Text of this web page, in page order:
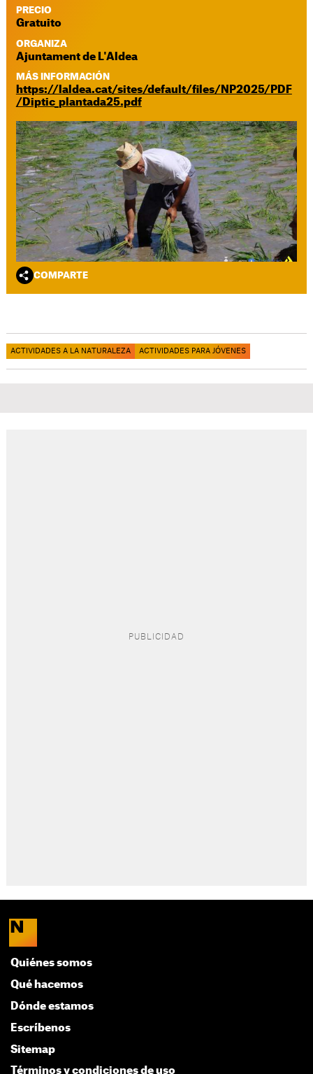
PRECIO
Gratuito
ORGANIZA
Ajuntament de L'Aldea
MÁS INFORMACIÓN
https://laldea.cat/sites/default/files/NP2025/PDF
/Diptic_plantada25.pdf
COMPARTE
ACTIVIDADES A LA NATURALEZA ACTIVIDADES PARA JÓVENES
Quiénes somos
Qué hacemos
Dónde estamos
Escríbenos
Sitemap
Términos y condiciones de uso